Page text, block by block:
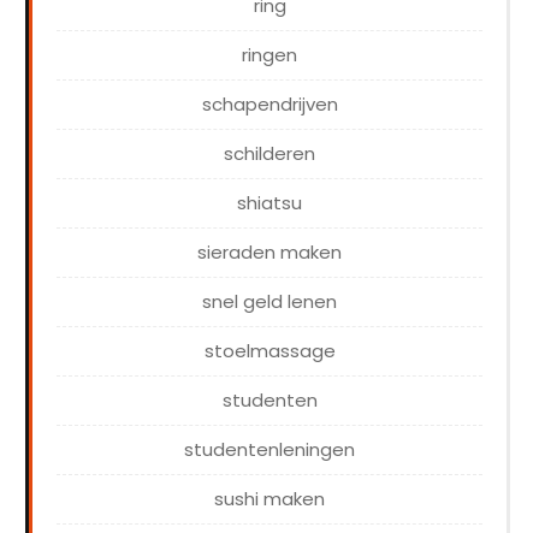
ring
ringen
schapendrijven
schilderen
shiatsu
sieraden maken
snel geld lenen
stoelmassage
studenten
studentenleningen
sushi maken